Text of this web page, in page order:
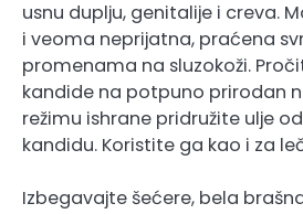
usnu duplju, genitalije i creva.
i veoma neprijatna, praćena
promenama na sluzokoži.
kandide na potpuno prirodan
režimu ishrane pridružite ulje
kandidu. Koristite ga kao i za
Izbegavajte šećere, bela